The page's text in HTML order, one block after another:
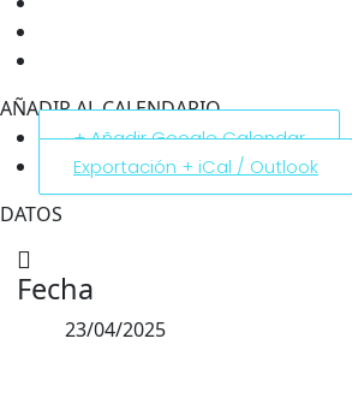
AÑADIR AL CALENDARIO
+ Añadir Google Calendar
Exportación + iCal / Outlook
DATOS
Fecha
23/04/2025